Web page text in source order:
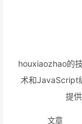
houxiaozhao的
术和JavaScript
提
文章